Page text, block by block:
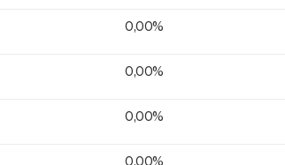
0,00%
0,00%
0,00%
0,00%